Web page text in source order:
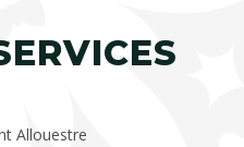
Allouestre